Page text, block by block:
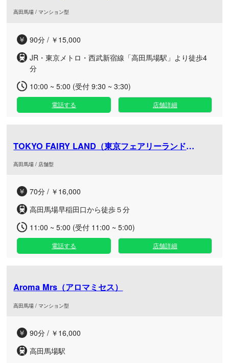
高田馬場 / マンション型
90分 / ￥15,000
JR・東京メトロ・西武新宿線「高田馬場駅」より徒歩4
分
10:00 ~ 5:00 (受付 9:30 ~ 3:30)
電話する 店舗詳細
TOKYO FAIRY LAND（東京フェアリーランド）高田馬
高田馬場 / 店舗型
70分 / ￥16,000
高田馬場早稲田口から徒歩５分
11:00 ~ 5:00 (受付 11:00 ~ 5:00)
電話する 店舗詳細
Aroma Mrs（アロマミセス）
高田馬場 / マンション型
90分 / ￥16,000
高田馬場駅